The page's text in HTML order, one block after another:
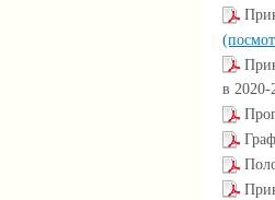
в 2020-